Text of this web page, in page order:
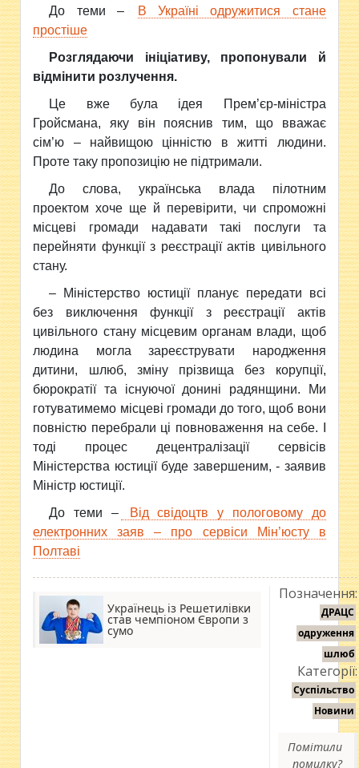
До теми –
В Україні одружитися стане
простіше
Розглядаючи ініціативу, пропонували й
відмінити розлучення.
Це вже була ідея Прем’єр-міністра
Гройсмана, яку він пояснив тим, що вважає
сім’ю – найвищою цінністю в житті людини.
Проте таку пропозицію не підтримали.
До слова, українська влада пілотним
проектом хоче ще й перевірити, чи спроможні
місцеві громади надавати такі послуги та
перейняти функції з реєстрації актів цивільного
стану.
– Міністерство юстиції планує передати всі
без виключення функції з реєстрації актів
цивільного стану місцевим органам влади, щоб
людина могла зареєструвати народження
дитини, шлюб, зміну прізвища без корупції,
бюрократії та існуючої донині радянщини. Ми
готуватимемо місцеві громади до того, щоб вони
повністю перебрали ці повноваження на себе. І
тоді процес децентралізації сервісів
Міністерства юстиції буде завершеним, - заявив
Міністр юстиції.
До теми –
Від свідоцтв у пологовому до
електронних заяв – про сервіси Мін’юсту в
Полтаві
Українець із Решетилівки
став чемпіоном Європи з
сумо
Позначення:
ДРАЦС
одруження
шлюб
Категорії:
Суспільство
Новини
Помітили
помилку?